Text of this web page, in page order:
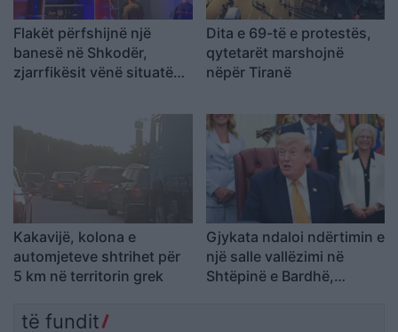
Flakët përfshijnë një
banesë në Shkodër,
zjarrfikësit vënë situatën
Dita e 69-të e protestës,
qytetarët marshojnë
nëpër Tiranë
Kakavijë, kolona e
automjeteve shtrihet për
5 km në territorin grek
Gjykata ndaloi ndërtimin e
një salle vallëzimi në
Shtëpinë e Bardhë,
të fundit